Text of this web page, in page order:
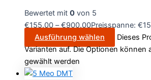
Bewertet mit 0 von 5
€155.00 –€900.00Preisspanne:
Ausführung wählen
Dieses
Varianten auf. Die Optionen können
gewählt werden